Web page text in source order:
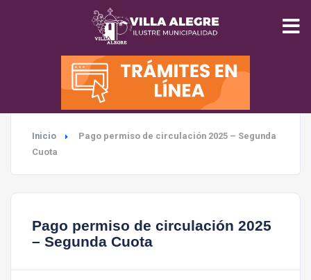
INICIO
MUNICIPALIDAD
SEGURIDAD
SALUD
Inicio
Pago permiso de circulación 2025 – Segunda
Cuota
Pago permiso de circulación 2025
– Segunda Cuota